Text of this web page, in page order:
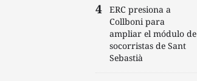
ERC presiona a
Collboni para
ampliar el módulo de
socorristas de Sant
Sebastià